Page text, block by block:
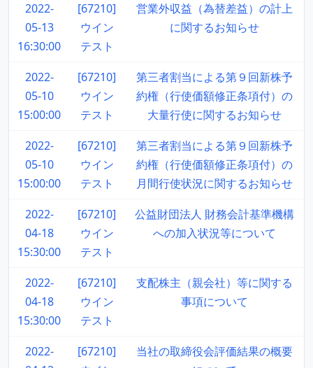
2022-
05-13
16:30:00
[67210]
ウイン
テスト
営業外収益（為替差益）の計上
に関するお知らせ
2022-
05-10
15:00:00
[67210]
ウイン
テスト
第三者割当による第９回新株予
約権（行使価額修正条項付）の
大量行使に関するお知らせ
2022-
05-10
15:00:00
[67210]
ウイン
テスト
第三者割当による第９回新株予
約権（行使価額修正条項付）の
月間行使状況に関するお知らせ
2022-
04-18
15:30:00
[67210]
ウイン
テスト
公益財団法人 財務会計基準機構
への加入状況等について
2022-
04-18
15:30:00
[67210]
ウイン
テスト
支配株主（親会社）等に関する
事項について
2022-
[67210]
当社の取締役会評価結果の概要